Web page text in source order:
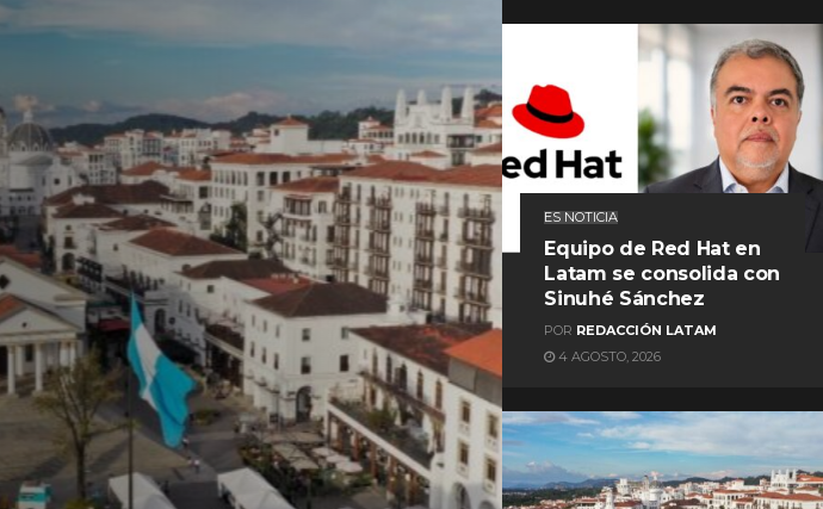
ES NOTICIA
Equipo de Red Hat en
Latam se consolida con
Sinuhé Sánchez
POR REDACCIÓN LATAM
4 AGOSTO, 2026